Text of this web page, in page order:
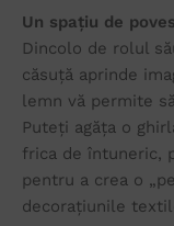
Un spațiu de
Dincolo de rolul
căsuță aprinde
lemn vă permite
Puteți agăța o
frica de întuneric,
pentru a crea o
decorațiunile